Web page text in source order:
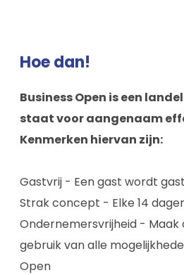
Hoe dan!
Business Open is een
staat voor aangenaam
Kenmerken hiervan zijn:
Gastvrij - Een gast wordt
Strak concept - Elke 14
Ondernemersvrijheid - Maak
gebruik van alle
Open